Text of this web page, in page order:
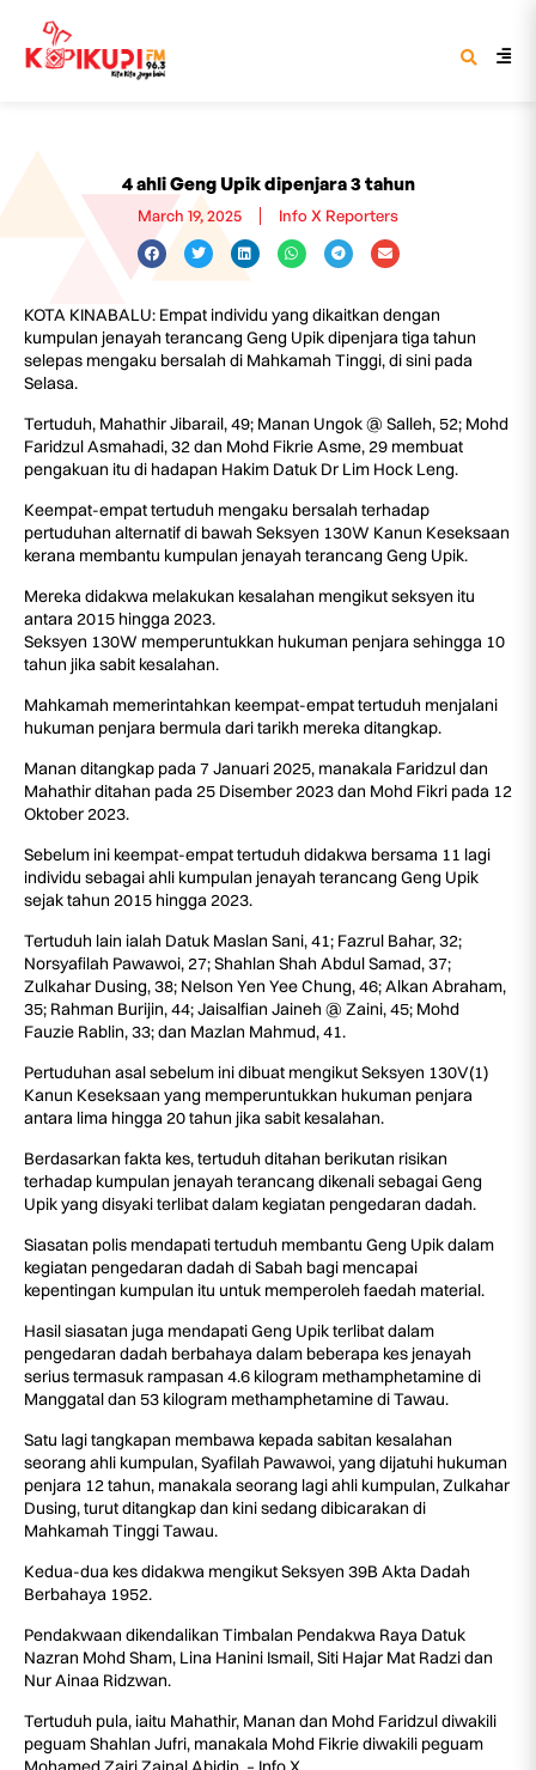
4 ahli Geng Upik dipenjara 3 tahun
March 19, 2025 Info X Reporters
KOTA KINABALU: Empat individu yang dikaitkan dengan
kumpulan jenayah terancang Geng Upik dipenjara tiga tahun
selepas mengaku bersalah di Mahkamah Tinggi, di sini pada
Selasa.
Tertuduh, Mahathir Jibarail, 49; Manan Ungok @ Salleh, 52; Mohd
Faridzul Asmahadi, 32 dan Mohd Fikrie Asme, 29 membuat
pengakuan itu di hadapan Hakim Datuk Dr Lim Hock Leng.
Keempat-empat tertuduh mengaku bersalah terhadap
pertuduhan alternatif di bawah Seksyen 130W Kanun Keseksaan
kerana membantu kumpulan jenayah terancang Geng Upik.
Mereka didakwa melakukan kesalahan mengikut seksyen itu
antara 2015 hingga 2023.
Seksyen 130W memperuntukkan hukuman penjara sehingga 10
tahun jika sabit kesalahan.
Mahkamah memerintahkan keempat-empat tertuduh menjalani
hukuman penjara bermula dari tarikh mereka ditangkap.
Manan ditangkap pada 7 Januari 2025, manakala Faridzul dan
Mahathir ditahan pada 25 Disember 2023 dan Mohd Fikri pada 12
Oktober 2023.
Sebelum ini keempat-empat tertuduh didakwa bersama 11 lagi
individu sebagai ahli kumpulan jenayah terancang Geng Upik
sejak tahun 2015 hingga 2023.
Tertuduh lain ialah Datuk Maslan Sani, 41; Fazrul Bahar, 32;
Norsyafilah Pawawoi, 27; Shahlan Shah Abdul Samad, 37;
Zulkahar Dusing, 38; Nelson Yen Yee Chung, 46; Alkan Abraham,
35; Rahman Burijin, 44; Jaisalfian Jaineh @ Zaini, 45; Mohd
Fauzie Rablin, 33; dan Mazlan Mahmud, 41.
Pertuduhan asal sebelum ini dibuat mengikut Seksyen 130V(1)
Kanun Keseksaan yang memperuntukkan hukuman penjara
antara lima hingga 20 tahun jika sabit kesalahan.
Berdasarkan fakta kes, tertuduh ditahan berikutan risikan
terhadap kumpulan jenayah terancang dikenali sebagai Geng
Upik yang disyaki terlibat dalam kegiatan pengedaran dadah.
Siasatan polis mendapati tertuduh membantu Geng Upik dalam
kegiatan pengedaran dadah di Sabah bagi mencapai
kepentingan kumpulan itu untuk memperoleh faedah material.
Hasil siasatan juga mendapati Geng Upik terlibat dalam
pengedaran dadah berbahaya dalam beberapa kes jenayah
serius termasuk rampasan 4.6 kilogram methamphetamine di
Manggatal dan 53 kilogram methamphetamine di Tawau.
Satu lagi tangkapan membawa kepada sabitan kesalahan
seorang ahli kumpulan, Syafilah Pawawoi, yang dijatuhi hukuman
penjara 12 tahun, manakala seorang lagi ahli kumpulan, Zulkahar
Dusing, turut ditangkap dan kini sedang dibicarakan di
Mahkamah Tinggi Tawau.
Kedua-dua kes didakwa mengikut Seksyen 39B Akta Dadah
Berbahaya 1952.
Pendakwaan dikendalikan Timbalan Pendakwa Raya Datuk
Nazran Mohd Sham, Lina Hanini Ismail, Siti Hajar Mat Radzi dan
Nur Ainaa Ridzwan.
Tertuduh pula, iaitu Mahathir, Manan dan Mohd Faridzul diwakili
peguam Shahlan Jufri, manakala Mohd Fikrie diwakili peguam